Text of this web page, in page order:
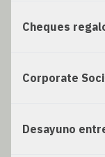
Cheques
Corporate
Desayuno